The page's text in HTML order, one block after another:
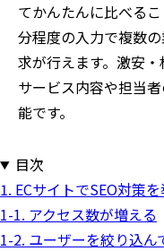
てかんたんに比べる
分程度の入力で複数
求が行えます。激安・
サービス内容や担当
能です。
目次
1. ECサイトでSEO対策
1-1. アクセス数が増える
1-2. ユーザーを絞り込